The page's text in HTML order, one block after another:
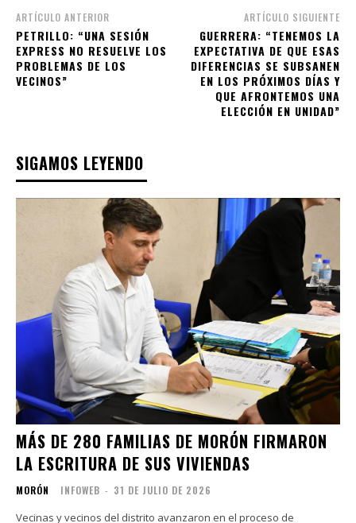
ARTÍCULO ANTERIOR
PETRILLO: “UNA SESIÓN
EXPRESS NO RESUELVE LOS
PROBLEMAS DE LOS
VECINOS”
ARTÍCULO SIGUIENTE
GUERRERA: “TENEMOS LA
EXPECTATIVA DE QUE ESAS
DIFERENCIAS SE SUBSANEN
EN LOS PRÓXIMOS DÍAS Y
QUE AFRONTEMOS UNA
ELECCIÓN EN UNIDAD”
SIGAMOS LEYENDO
MÁS DE 280 FAMILIAS DE MORÓN FIRMARON
LA ESCRITURA DE SUS VIVIENDAS
MORÓN INFOWEB - 31 DE JULIO DE 2026
Vecinas y vecinos del distrito avanzaron en el proceso de